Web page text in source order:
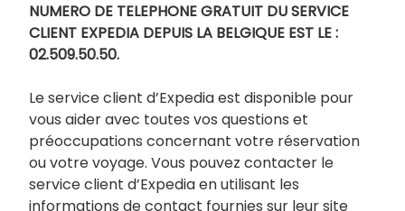
NUMERO DE TELEPHONE GRATUIT DU SERVICE
CLIENT EXPEDIA DEPUIS LA BELGIQUE EST LE :
02.509.50.50.
Le service client d’Expedia est disponible pour
vous aider avec toutes vos questions et
préoccupations concernant votre réservation
ou votre voyage. Vous pouvez contacter le
service client d’Expedia en utilisant les
informations de contact fournies sur leur site